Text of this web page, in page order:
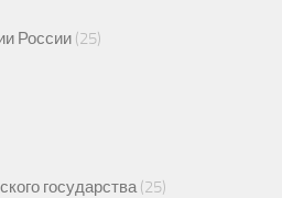
России (25)
государства(25)